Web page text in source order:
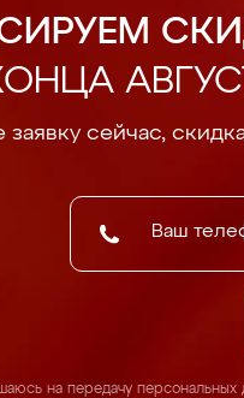
заявку сейчас,
на передачу персональных